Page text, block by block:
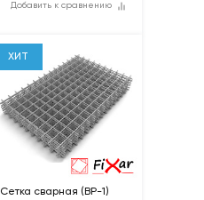
Добавить к сравнению
ХИТ
Сетка сварная (ВР-1)